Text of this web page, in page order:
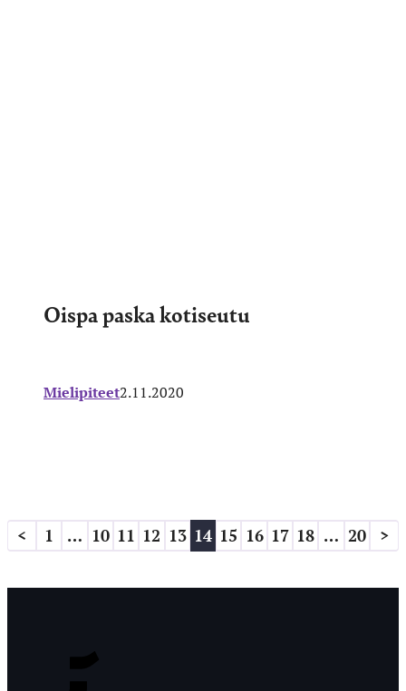
Oispa paska kotiseutu
Mielipiteet2.11.2020
Artikkelien
sivutus
< 1 … 10 11 12 13 14 15 16 17 18 … 20 >